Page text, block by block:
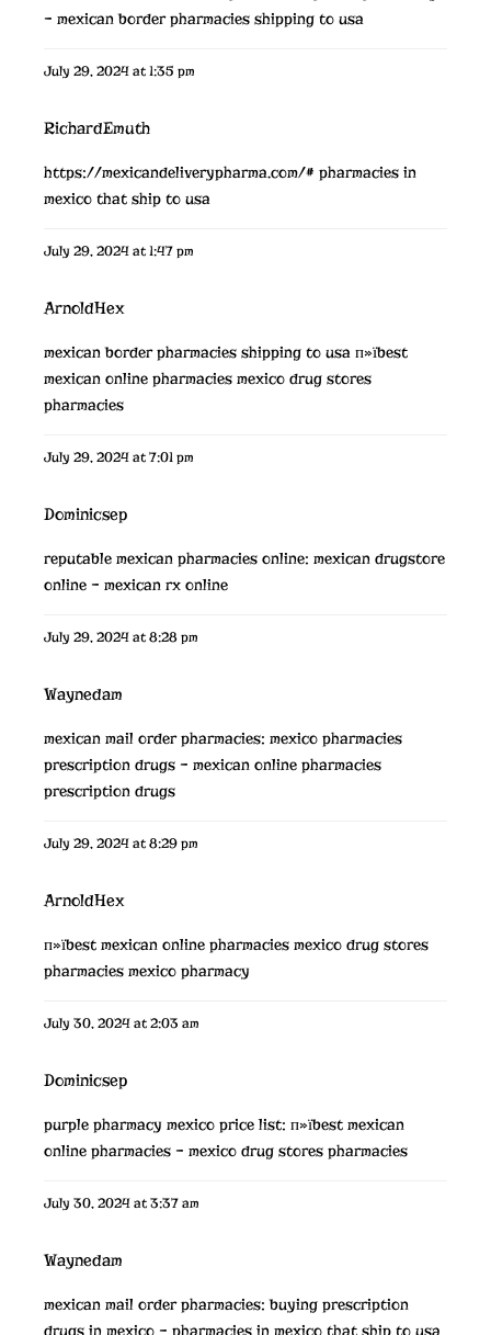
– mexican border pharmacies shipping to usa
July 29, 2024 at 1:35 pm
RichardEmuth
https://mexicandeliverypharma.com/# pharmacies in
mexico that ship to usa
July 29, 2024 at 1:47 pm
ArnoldHex
mexican border pharmacies shipping to usa п»їbest
mexican online pharmacies mexico drug stores
pharmacies
July 29, 2024 at 7:01 pm
Dominicsep
reputable mexican pharmacies online: mexican drugstore
online – mexican rx online
July 29, 2024 at 8:28 pm
Waynedam
mexican mail order pharmacies: mexico pharmacies
prescription drugs – mexican online pharmacies
prescription drugs
July 29, 2024 at 8:29 pm
ArnoldHex
п»їbest mexican online pharmacies mexico drug stores
pharmacies mexico pharmacy
July 30, 2024 at 2:03 am
Dominicsep
purple pharmacy mexico price list: п»їbest mexican
online pharmacies – mexico drug stores pharmacies
July 30, 2024 at 3:37 am
Waynedam
mexican mail order pharmacies:buying prescription
drugs in mexico – pharmacies in mexico that ship to usa